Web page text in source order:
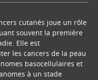
cutanés joue un rôle
souvent la première
Elle est
les cancers de la peau
basocellulaires et
à un stade